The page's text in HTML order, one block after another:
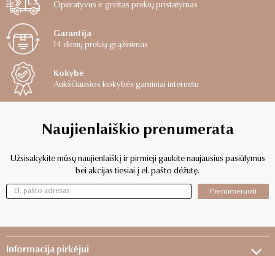
Operatyvus ir greitas prekių pristatymas
Garantija
14 dienų prekių grąžinimas
Kokybė
Aukščiausios kokybės gaminiai internetu
Naujienlaiškio prenumerata
Užsisakykite mūsų naujienlaiškį ir pirmieji gaukite naujausius pasiūlymus
bei akcijas tiesiai į el. pašto dėžutę.
Prenumeruoti
Informacija pirkėjui